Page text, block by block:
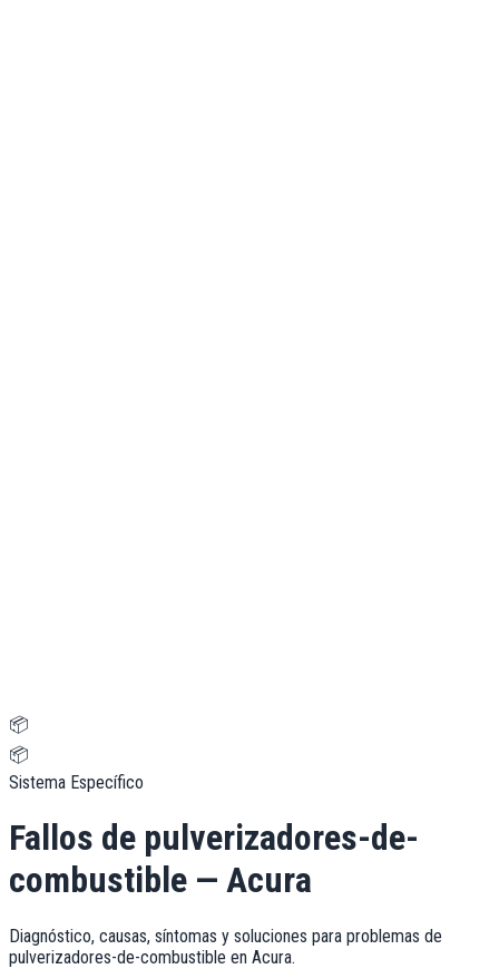
📦
📦
Sistema Específico
Fallos de pulverizadores-de-
combustible — Acura
Diagnóstico, causas, síntomas y soluciones para problemas de
pulverizadores-de-combustible en Acura.